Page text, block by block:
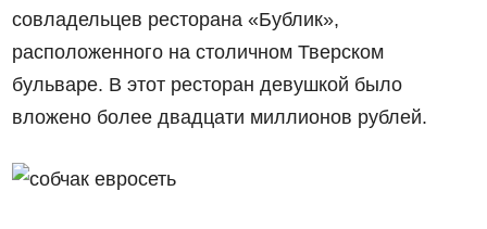
совладельцев ресторана «Бублик»,
расположенного на столичном Тверском
бульваре. В этот ресторан девушкой было
вложено более двадцати миллионов рублей.